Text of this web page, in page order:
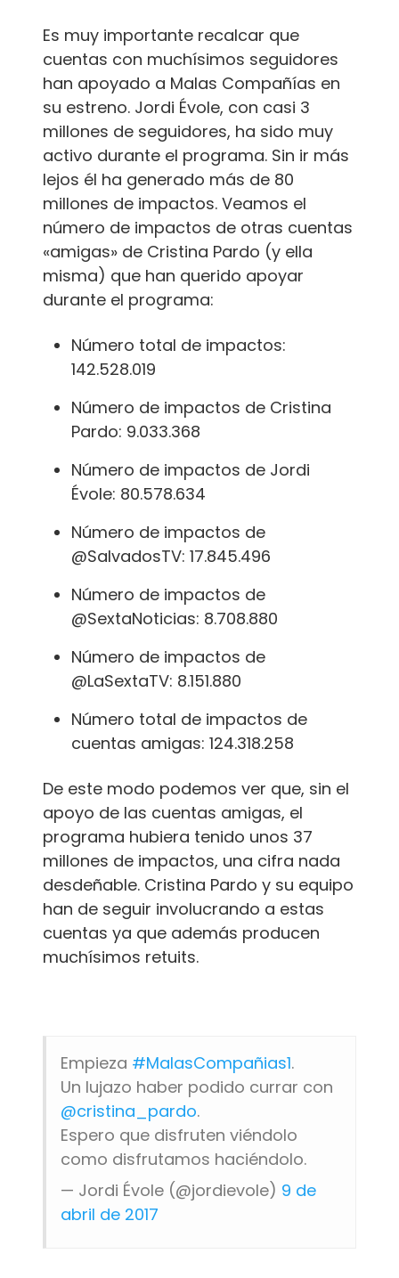
Es muy importante recalcar que
cuentas con muchísimos seguidores
han apoyado a Malas Compañías en
su estreno. Jordi Évole, con casi 3
millones de seguidores, ha sido muy
activo durante el programa. Sin ir más
lejos él ha generado más de 80
millones de impactos. Veamos el
número de impactos de otras cuentas
«amigas» de Cristina Pardo (y ella
misma) que han querido apoyar
durante el programa:
Número total de impactos:
142.528.019
Número de impactos de Cristina
Pardo: 9.033.368
Número de impactos de Jordi
Évole: 80.578.634
Número de impactos de
@SalvadosTV: 17.845.496
Número de impactos de
@SextaNoticias: 8.708.880
Número de impactos de
@LaSextaTV: 8.151.880
Número total de impactos de
cuentas amigas: 124.318.258
De este modo podemos ver que, sin el
apoyo de las cuentas amigas, el
programa hubiera tenido unos 37
millones de impactos, una cifra nada
desdeñable. Cristina Pardo y su equipo
han de seguir involucrando a estas
cuentas ya que además producen
muchísimos retuits.
Empieza #MalasCompañias1.
Un lujazo haber podido currar con
@cristina_pardo.
Espero que disfruten viéndolo
como disfrutamos haciéndolo.
— Jordi Évole (@jordievole) 9 de
abril de 2017